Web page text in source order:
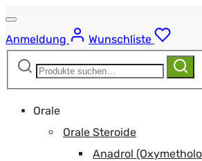
Anmeldung
Wunschliste
Suchen
Suchen
Orale
Orale Steroide
Anadrol